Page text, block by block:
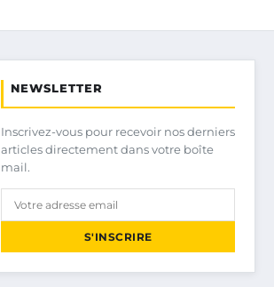
NEWSLETTER
Inscrivez-vous pour recevoir nos derniers
articles directement dans votre boîte
mail.
S'INSCRIRE